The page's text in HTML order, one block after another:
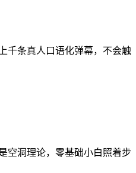
千条真人口语化弹幕，不会触
空洞理论，零基础小白照着步